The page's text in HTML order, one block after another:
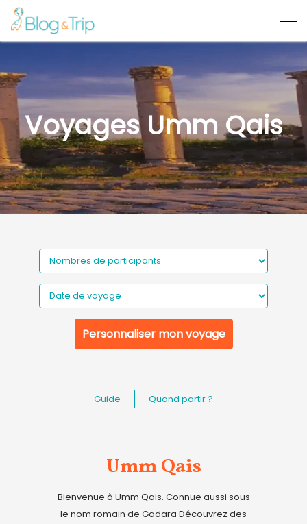
Voyages Umm Qais
Personnaliser mon voyage
Guide Quand partir ?
Umm Qais
Bienvenue à Umm Qais. Connue aussi sous
le nom romain de Gadara Découvrez des